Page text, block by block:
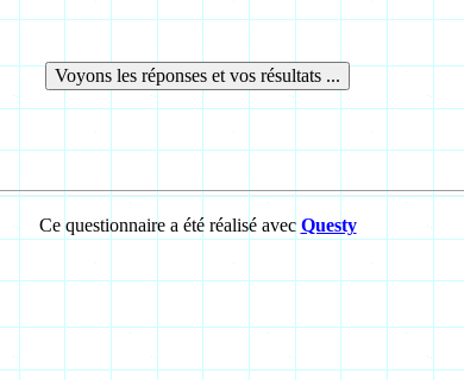
Ce questionnaire a été réalisé avec Questy